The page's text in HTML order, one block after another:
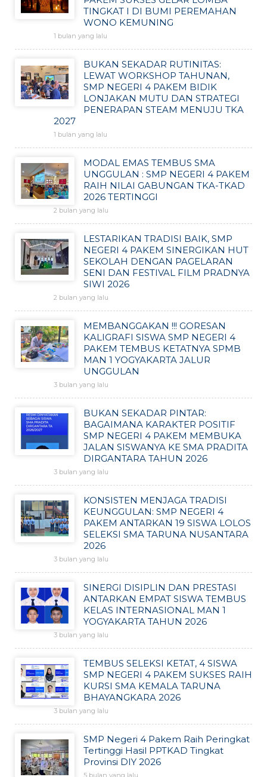
TINGKAT I DI BUMI PEREMAHAN
WONO KEMUNING
1 bulan yang lalu
BUKAN SEKADAR RUTINITAS:
LEWAT WORKSHOP TAHUNAN,
SMP NEGERI 4 PAKEM BIDIK
LONJAKAN MUTU DAN STRATEGI
PENERAPAN STEAM MENUJU TKA
2027
1 bulan yang lalu
MODAL EMAS TEMBUS SMA
UNGGULAN : SMP NEGERI 4 PAKEM
RAIH NILAI GABUNGAN TKA-TKAD
2026 TERTINGGI
2 bulan yang lalu
LESTARIKAN TRADISI BAIK, SMP
NEGERI 4 PAKEM SINERGIKAN HUT
SEKOLAH DENGAN PAGELARAN
SENI DAN FESTIVAL FILM PRADNYA
SIWI 2026
2 bulan yang lalu
MEMBANGGAKAN !!! GORESAN
KALIGRAFI SISWA SMP NEGERI 4
PAKEM TEMBUS KETATNYA SPMB
MAN 1 YOGYAKARTA JALUR
UNGGULAN
3 bulan yang lalu
BUKAN SEKADAR PINTAR:
BAGAIMANA KARAKTER POSITIF
SMP NEGERI 4 PAKEM MEMBUKA
JALAN SISWANYA KE SMA PRADITA
DIRGANTARA TAHUN 2026
3 bulan yang lalu
KONSISTEN MENJAGA TRADISI
KEUNGGULAN: SMP NEGERI 4
PAKEM ANTARKAN 19 SISWA LOLOS
SELEKSI SMA TARUNA NUSANTARA
2026
3 bulan yang lalu
SINERGI DISIPLIN DAN PRESTASI
ANTARKAN EMPAT SISWA TEMBUS
KELAS INTERNASIONAL MAN 1
YOGYAKARTA TAHUN 2026
3 bulan yang lalu
TEMBUS SELEKSI KETAT, 4 SISWA
SMP NEGERI 4 PAKEM SUKSES RAIH
KURSI SMA KEMALA TARUNA
BHAYANGKARA 2026
3 bulan yang lalu
SMP Negeri 4 Pakem Raih Peringkat
Tertinggi Hasil PPTKAD Tingkat
Provinsi DIY 2026
5 bulan yang lalu